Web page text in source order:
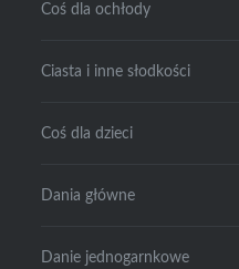
Coś dla ochłody
Ciasta i inne słodkości
Coś dla dzieci
Dania główne
Danie jednogarnkowe